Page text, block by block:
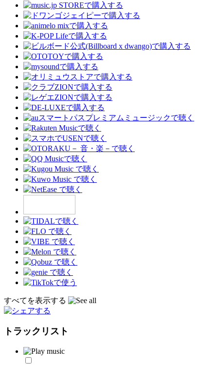
すべてを表示する
トラックリスト